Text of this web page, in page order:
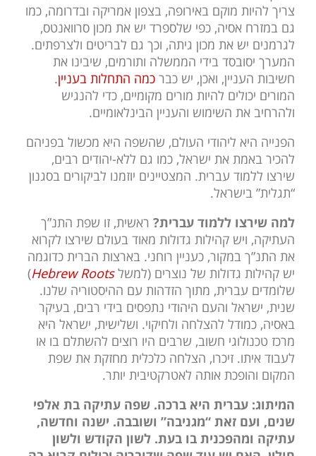
צריך להיות מוקם באירופה, בצפון אמריקה ובדרומה, כמו
גם במזרח אסיה, כפי שלספרד יש את מכון סרוואנטס,
לגרמנים יש את מכון גיתה, וכך גם לבריטים ולצרפתים.
המערך יסובסד בידי הממשלה ותורמים, שיבינו את
חשיבות העניין, ואכן, יש כבר כמה התחלות בעניין.
המורים יכולים להיות מורים מקומיים, כדי להנגיש
ולהרחיב את השימוש והעניין הבינלאומיים.
הפנייה היא ליהודי העולם, שהשפה היא מכשול בפניהם
להכיר באמת את ישראל, כמו גם ללא-יהודים רבים,
שירצו ללמוד עברית. המצטיינים יוזמנו לביקורים בסגנון
“תגלית” בישראל.
למה שירצו ללמוד עברית? ראשית, זו שפת התנ”ך
העתיקה, ויש קהילות גדולות מאוד בעולם שירצו לקרוא
את התנ”ך במקור, כעניין רוחני. בארצות הברית כדוגמה
יש קהילות גדולות של נוצרים (למשלHebrew Roots
)
שלומדים עברית, מתוך הזדהות עם ההיסטוריה שלנו.
שנית, ישראל והעם היהודי נתפסים בידי רבים, בעיקר
באסיה, כמודל להצלחה ולחיקוי. ושלישית, ישראל היא
מרכז טכנולוגי חשוב, שרבים היו רוצים להשתלם בו או
לעבוד איתו. זיכרו, הצלחה כלכלית מחזקת את שפת
המקום והופכת אותה לאטרקטיבית יותר.
המיתוג: עברית היא ברכה. שפה עתיקה בת אלפי
שנים, ועם זאת “מגניבה” ושובבה. ישנה וחדשה,
עתיקה ומהפכנית בו בעת. לשון הקודש ולשון